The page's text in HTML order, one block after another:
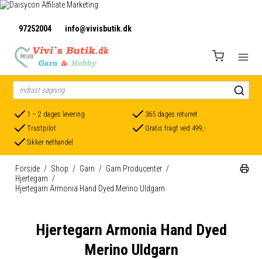
97252004 info@vivisbutik.dk
1 – 2 dages levering
365 dages returret
Trustpilot
Gratis fragt ved 499,-
Sikker nethandel
Forside / Shop / Garn / Garn Producenter /
Hjertegarn /
Hjertegarn Armonia Hand Dyed Merino Uldgarn
Hjertegarn Armonia Hand Dyed
Merino Uldgarn